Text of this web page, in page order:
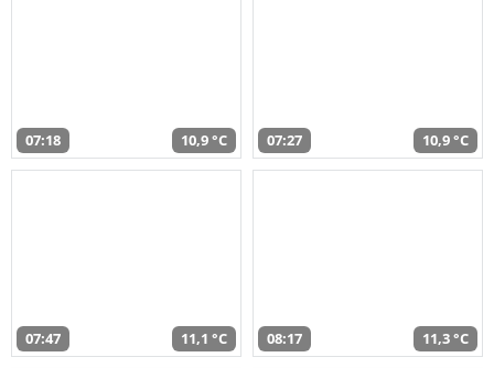
07:18 10,9 °C 07:27 10,9 °C
07:47 11,1 °C 08:17 11,3 °C